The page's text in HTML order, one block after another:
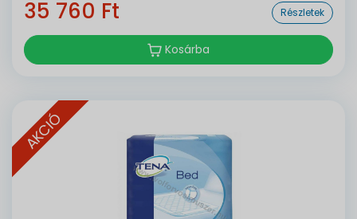
35 760 Ft Részletek
Kosárba
AKCIÓ